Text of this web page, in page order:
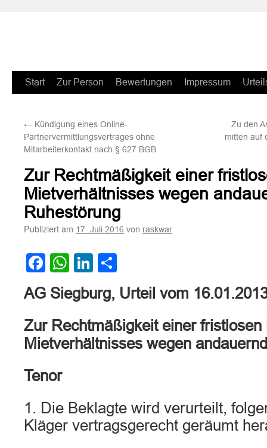
Zum
springen
Start Zur Person Bewertungen Impressum
← Kündigung eines Online-
Partnervermittlungsvertrages ohne
Mitarbeiterkontakt nach § 627 BGB
Zu den
mitten auf
Zur Rechtmäßigkeit einer
Mietverhältnisses wegen
Ruhestörung
Publiziert am 17. Juli 2016 von raskwar
Facebook
WhatsApp
LinkedIn
AG Siegburg, Urteil vom
Zur Rechtmäßigkeit einer fristlosen
Mietverhältnisses wegen
Tenor
1. Die Beklagte wird verurteilt,
Kläger vertragsgerecht geräumt